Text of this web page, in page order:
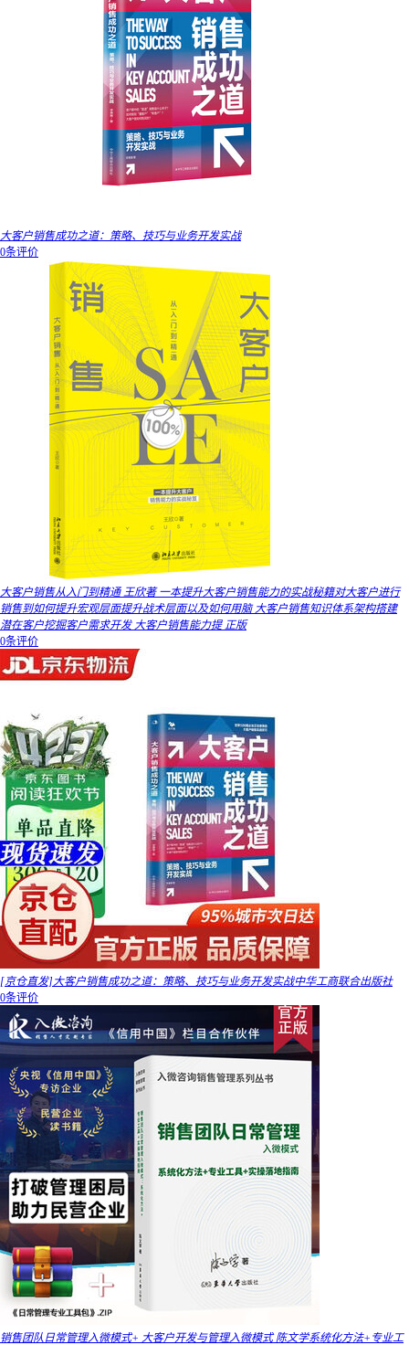
大客户销售成功之道：策略、技巧与业务开发实战
0条评价
大客户销售从入门到精通 王欣著 一本提升大客户销售能力的实战秘籍对大客户进行
销售到如何提升宏观层面提升战术层面以及如何用脑 大客户销售知识体系架构搭建
潜在客户挖掘客户需求开发 大客户销售能力提 正版
0条评价
[京仓直发]大客户销售成功之道：策略、技巧与业务开发实战中华工商联合出版社
0条评价
销售团队日常管理入微模式+ 大客户开发与管理入微模式 陈文学系统化方法+专业工